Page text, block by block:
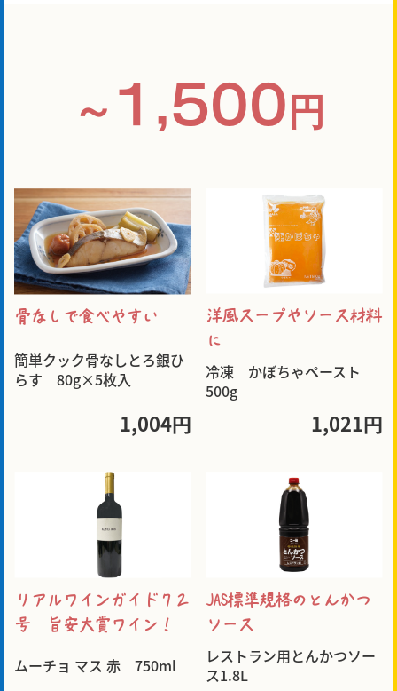
～ 1,500 円
簡単クック骨なしとろ銀ひ
らす 80g×5枚入
骨なしで食べやすい
1,004円
冷凍 かぼちゃペースト
500g
洋風スープやソース材料
に
1,021円
ムーチョ マス 赤 750ml
リアルワインガイド７２
号 旨安大賞ワイン！
レストラン用とんかつソー
ス1.8L
JAS標準規格のとんかつ
ソース